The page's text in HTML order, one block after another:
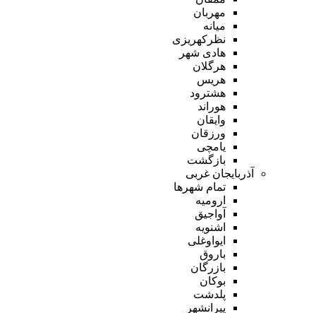
مهربان
میانه
نظرکهریزی
هادی شهر
هرگلان
هریس
هشترود
هوراند
وایقان
ورزقان
یامچی
بازگشت
آذربایجان غربی
تمام شهر‌ها
ارومیه
آواجیق
اشنویه
ایواوغلی
باروق
بازرگان
بوکان
پلدشت
پیرانشهر